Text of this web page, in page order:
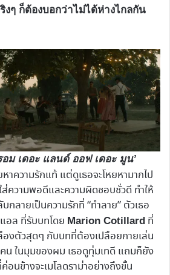
งๆ ก็ต้องบอกว่าไม่ได้ห่างไกลกัน
อม เดอะ แลนด์ ออฟ เดอะ มูน’
าความรักแท้ แต่ดูเธอจะโหยหามากไป
ส่ความพอดีและความผิดชอบชั่วดี ทำให้
กลายเป็นความรักที่ “ทำลาย” ตัวเธอ
อล ที่รับบทโดย Marion Cotillard ที่
องตัวสุดๆ กับบทที่ต้องเปลือยกายเล่น
ในมุมของผม เธอดูทุ่มเทดี แถมก็ยัง
อนข้างจะเมโลดราม่าอย่างถึงขั้น